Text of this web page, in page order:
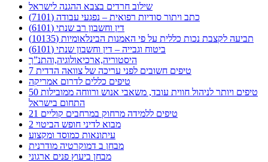
שילוב חרדים בצבא ההגנה לישראל
כתב ויתור סודיות רפואית – נפגעי עבודה (7101)
דין וחשבון רב שנתי (6101)
תביעה לקצבת נכות כללית על פי האמנות הבינלאומיות (10135)
ביטוח וגבייה – דין וחשבון שנתי (6101)
היסטוריה,ארכיאולוגיה,והתנ”ך
7 טיפים חשובים לפני עריכה של צוואה הדדית
טיפים כללים לדרום אמריקה
50 טיפים ויותר לניהול חווית עובד, משאבי אנוש ורווחה ממובילות
התחום בישראל
21 טיפים ללמידה מרחוק במרחבים קוליים
מבוא לדיני חופש הביטוי 2
עיתונאות כמוסד ומקצוע
מבחן ב דמוקרטיה מודרנית
מבחן ביעוץ פנים ארגוני